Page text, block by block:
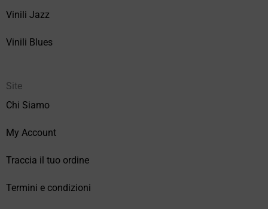
Vinili Jazz
Vinili Blues
Site
Chi Siamo
My Account
Traccia il tuo ordine
Termini e condizioni